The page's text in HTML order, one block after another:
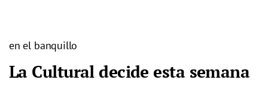
en el banquillo
La Cultural decide esta semana